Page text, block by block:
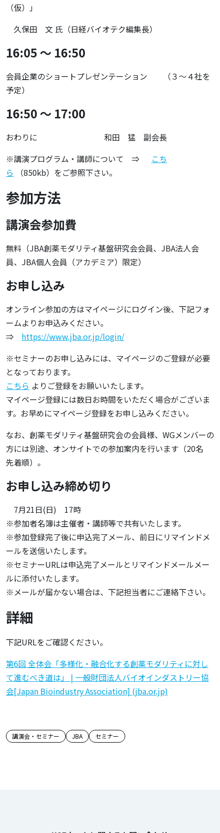
（仮）」
久保田 文 氏（日経バイオテク編集長）
16:05 ～ 16:50
会員企業のショートプレゼンテーション （３～４社を
予定）
16:50 ～ 17:00
おわりに 和田 猛 副会長
※講演プログラム・講師について ⇒ こち
ら （850kb）をご参照下さい。
参加方法
講演会参加費
無料（JBA創薬モダリティ基盤研究会会員、JBA法人会
員、JBA個人会員（アカデミア）限定）
お申し込み
オンライン参加の方はマイページにログイン後、下記フォ
ームよりお申込みください。
⇒ https://www.jba.or.jp/login/
※セミナーのお申し込みには、マイページのご登録が必要
となっております。
こちら よりご登録をお願いいたします。
マイページ登録には数日お時間をいただく場合がございま
す。お早めにマイページ登録をお申し込みください。
なお、創薬モダリティ基盤研究会の会員様、WGメンバーの
方には別途、オンサイトでの参加案内を行います（20名
先着順）。
お申し込み締め切り
7月21日(日) 17時
※参加者名簿は主催者・講師等で共有いたします。
※参加登録完了後に申込完了メール、前日にリマインドメ
ールを送信いたします。
※セミナーURLは申込完了メールとリマインドメールメー
ルに添付いたします。
※メールが届かない場合は、下記担当者にご連絡下さい。
詳細
下記URLをご確認ください。
第6回 全体会「多様化・融合化する創薬モダリティに対し
て進むべき道は」 | 一般財団法人バイオインダストリー協
会[Japan Bioindustry Association] (jba.or.jp)
この記事のタグ
講演会・セミナー JBA セミナー